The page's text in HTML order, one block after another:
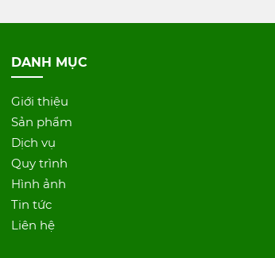
DANH MỤC
Giới thiệu
Sản phẩm
Dịch vụ
Quy trình
Hình ảnh
Tin tức
Liên hệ